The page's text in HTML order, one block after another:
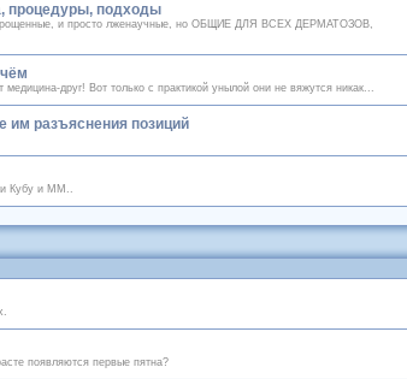
процедуры, подходы
и просто лженаучные, но ОБЩИЕ ДЛЯ ВСЕХ ДЕРМАТОЗОВ,
друг! Вот только с практикой унылой они не вяжутся никак...
им разъяснения позиций
Кубу и ММ..
появляются первые пятна?